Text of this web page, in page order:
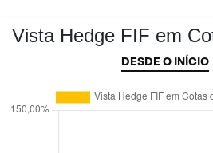
Vista Hedge FIF em
DESDE O INÍCIO